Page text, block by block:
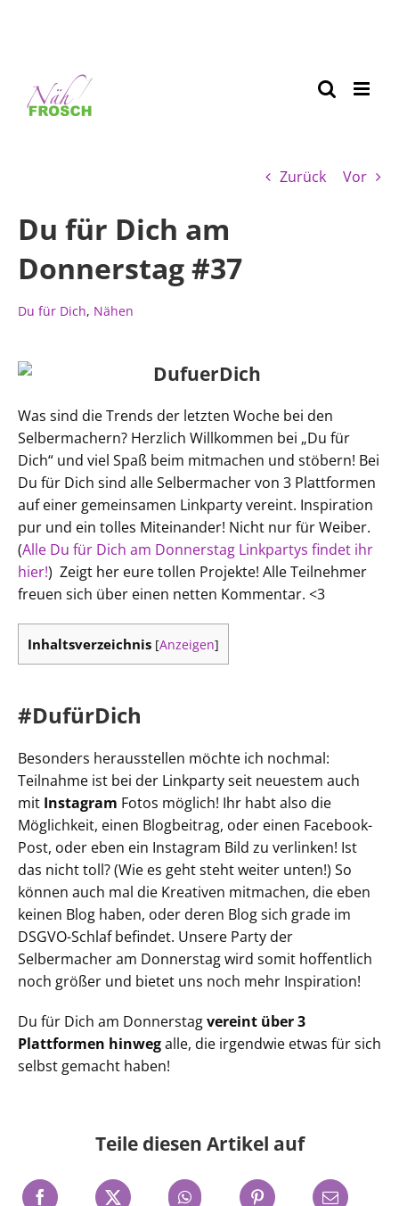
Zurück Vor
Du für Dich am
Donnerstag #37
Du für Dich, Nähen
Was sind die Trends der letzten Woche bei den
Selbermachern? Herzlich Willkommen bei „Du für
Dich“ und viel Spaß beim mitmachen und stöbern! Bei
Du für Dich sind alle Selbermacher von 3 Plattformen
auf einer gemeinsamen Linkparty vereint. Inspiration
pur und ein tolles Miteinander! Nicht nur für Weiber.
(Alle Du für Dich am Donnerstag Linkpartys findet ihr
hier!) Zeigt her eure tollen Projekte! Alle Teilnehmer
freuen sich über einen netten Kommentar. <3
Inhaltsverzeichnis [Anzeigen]
#DufürDich
Besonders herausstellen möchte ich nochmal:
Teilnahme ist bei der Linkparty seit neuestem auch
mit Instagram Fotos möglich! Ihr habt also die
Möglichkeit, einen Blogbeitrag, oder einen Facebook-
Post, oder eben ein Instagram Bild zu verlinken! Ist
das nicht toll? (Wie es geht steht weiter unten!) So
können auch mal die Kreativen mitmachen, die eben
keinen Blog haben, oder deren Blog sich grade im
DSGVO-Schlaf befindet. Unsere Party der
Selbermacher am Donnerstag wird somit hoffentlich
noch größer und bietet uns noch mehr Inspiration!
Du für Dich am Donnerstagvereint über 3
Plattformen hinwegalle, die irgendwie etwas für sich
selbst gemacht haben!
Teile diesen Artikel auf